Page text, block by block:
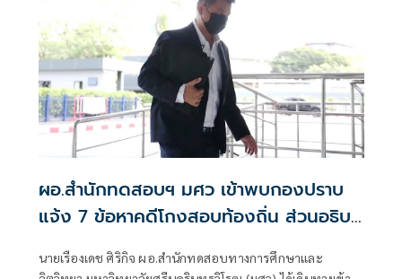
ผอ.สำนักทดสอบฯ มศว เข้าพบกองปราบ
แจ้ง 7 ข้อหาคดีโกงสอบท้องถิ่น ส่วนอธิบดี
นายเรืองเดช ศิริกิจ ผอ.สำนักทดสอบทางการศึกษาและ